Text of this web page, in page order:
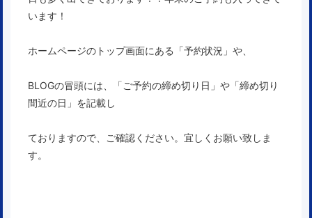
います！
ホームページのトップ画面にある「予約状況」や、
BLOGの冒頭には、「ご予約の締め切り日」や「締め切り
間近の日」を記載し
ておりますので、ご確認ください。宜しくお願い致しま
す。